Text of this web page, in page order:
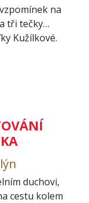
na
tři tečky…
Kužílkové.
duchovi,
cestu kolem